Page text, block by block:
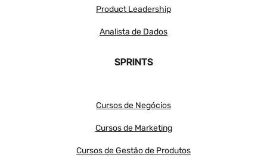
Product Leadership
Analista de Dados
SPRINTS
Cursos de Negócios
Cursos de Marketing
Cursos de Gestão de Produtos